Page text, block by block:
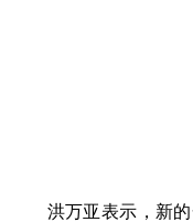
洪万亚表示，新的